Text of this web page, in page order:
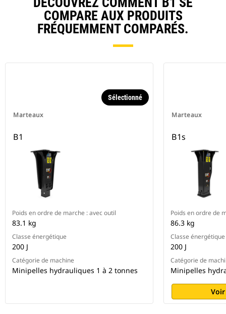
COMPARE AUX PRODUITS
FRÉQUEMMENT COMPARÉS.
Marteaux
Sélectionné
B1
Poids en ordre de marche : avec outil
83.1 kg
Classe énergétique
200 J
Catégorie de machine
Minipelles hydrauliques 1 à 2 tonnes
Marteaux
B1s
Poids en ordre de
86.3 kg
Classe énergétique
200 J
Catégorie de
Minipelles